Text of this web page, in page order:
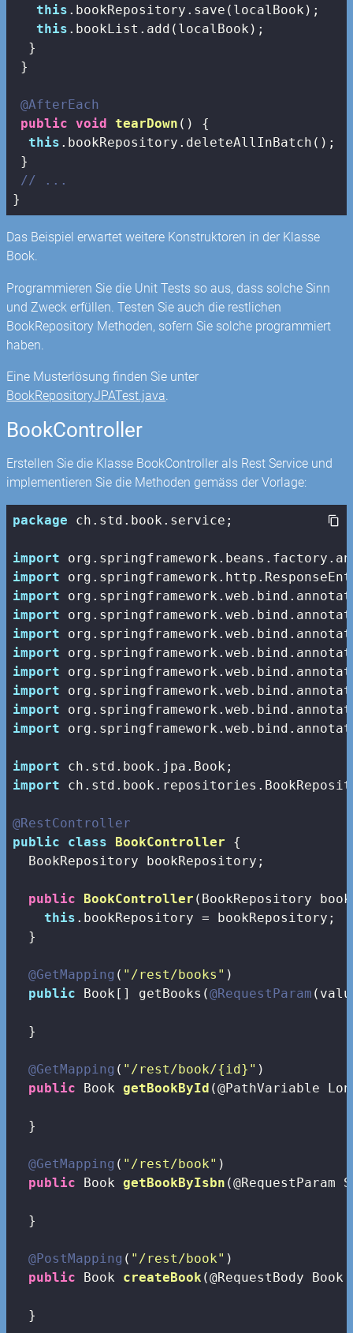
this .bookRepository.save(localBook);
this .bookList.add(localBook);
  }
}
@AfterEach
public void tearDown ()
{
this .bookRepository.deleteAllInBatch();
}
// ...
}
Das Beispiel erwartet weitere Konstruktoren in der Klasse
Book.
Programmieren Sie die Unit Tests so aus, dass solche Sinn
und Zweck erfüllen. Testen Sie auch die restlichen
BookRepository Methoden, sofern Sie solche programmiert
haben.
Eine Musterlösung finden Sie unter
BookRepositoryJPATest.java.
BookController
Erstellen Sie die Klasse BookController als Rest Service und
implementieren Sie die Methoden gemäss der Vorlage:
package ch.std.book.service;
import
import
import
import
import
import
import
import
import
import
import
import
@RestController
public
class BookController
{
  BookRepository bookRepository;
public BookController (BookRepository
this .bookRepository = bookRepository;
  }
@GetMapping ( "/rest/books" )
public Book[] getBooks(@RequestParam
  }
@GetMapping ( "/rest/book/{id}" )
public Book getBookById (@PathVariable
  }
@GetMapping ( "/rest/book" )
public Book getBookByIsbn
  }
@PostMapping ( "/rest/book" )
public Book createBook (@RequestBody
  }